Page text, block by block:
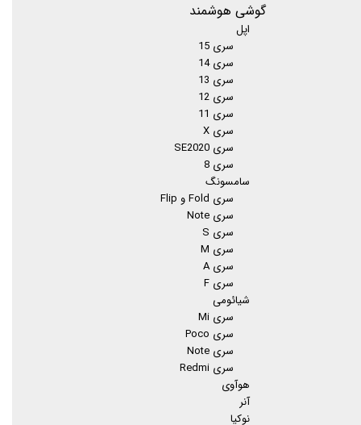
گوشی هوشمند
اپل
سری 15
سری 14
سری 13
سری 12
سری 11
سری X
سری SE2020
سری 8
سامسونگ
سری Fold و Flip
سری Note
سری S
سری M
سری A
سری F
شیائومی
سری Mi
سری Poco
سری Note
سری Redmi
هوآوی
آنر
نوکیا